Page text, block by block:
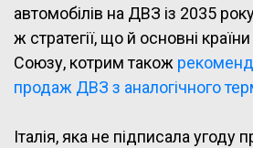
автомобілів на ДВЗ із 2035
ж стратегії, що й основні
Союзу, котрим також
продаж ДВЗ з аналогічного
Італія, яка не підписала угоду